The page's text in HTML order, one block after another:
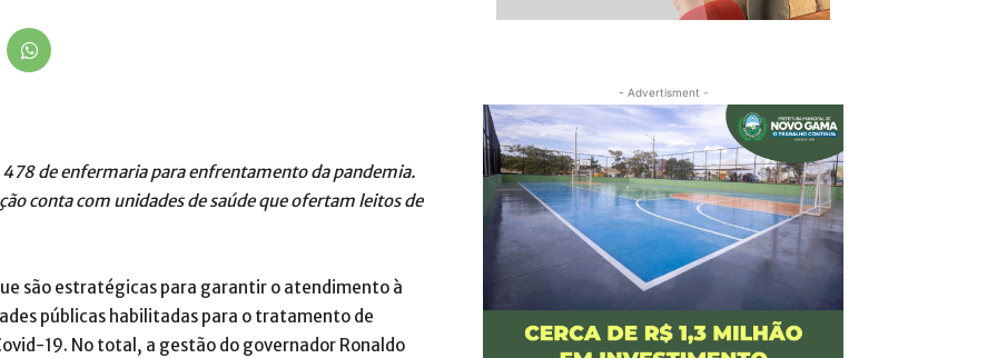
de enfermaria para enfrentamento da pandemia.
conta com unidades de saúde que ofertam leitos de
são estratégicas para garantir o atendimento à
públicas habilitadas para o tratamento de
19. No total, a gestão do governador Ronaldo
- Advertisment -